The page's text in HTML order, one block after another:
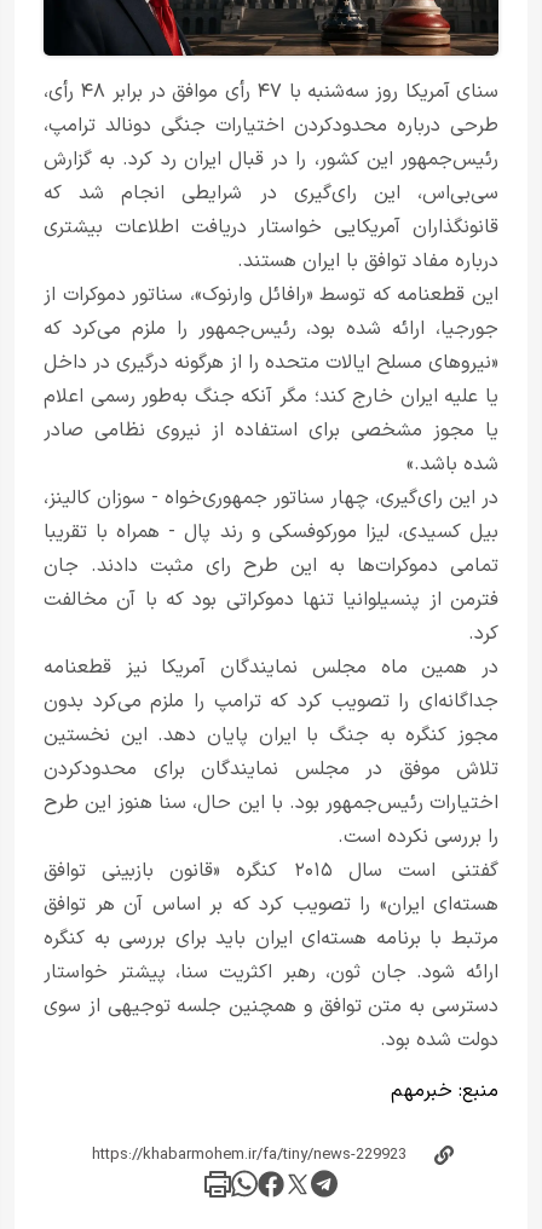
سنای آمریکا روز سه‌شنبه با ۴۷ رأی موافق در برابر ۴۸ رأی،
طرحی درباره محدودکردن اختیارات جنگی دونالد ترامپ،
رئیس‌جمهور این کشور، را در قبال ایران رد کرد. به گزارش
سی‌بی‌اس، این رای‌گیری در شرایطی انجام شد که
قانونگذاران آمریکایی خواستار دریافت اطلاعات بیشتری
درباره مفاد توافق با ایران هستند.
این قطعنامه که توسط «رافائل وارنوک»، سناتور دموکرات از
جورجیا، ارائه شده بود، رئیس‌جمهور را ملزم می‌کرد که
«نیروهای مسلح ایالات متحده را از هرگونه درگیری در داخل
یا علیه ایران خارج کند؛ مگر آنکه جنگ به‌طور رسمی اعلام
یا مجوز مشخصی برای استفاده از نیروی نظامی صادر
شده باشد.»
در این رای‌گیری، چهار سناتور جمهوری‌خواه - سوزان کالینز،
بیل کسیدی، لیزا مورکوفسکی و رند پال - همراه با تقریبا
تمامی دموکرات‌ها به این طرح رای مثبت دادند. جان
فترمن از پنسیلوانیا تنها دموکراتی بود که با آن مخالفت
کرد.
در همین ماه مجلس نمایندگان آمریکا نیز قطعنامه
جداگانه‌ای را تصویب کرد که ترامپ را ملزم می‌کرد بدون
مجوز کنگره به جنگ با ایران پایان دهد. این نخستین
تلاش موفق در مجلس نمایندگان برای محدودکردن
اختیارات رئیس‌جمهور بود. با این حال، سنا هنوز این طرح
را بررسی نکرده است.
گفتنی است سال ۲۰۱۵ کنگره «قانون بازبینی توافق
هسته‌ای ایران» را تصویب کرد که بر اساس آن هر توافق
مرتبط با برنامه هسته‌ای ایران باید برای بررسی به کنگره
ارائه شود. جان ثون، رهبر اکثریت سنا، پیشتر خواستار
دسترسی به متن توافق و همچنین جلسه توجیهی از سوی
دولت شده بود.
منبع: خبر‌مهم